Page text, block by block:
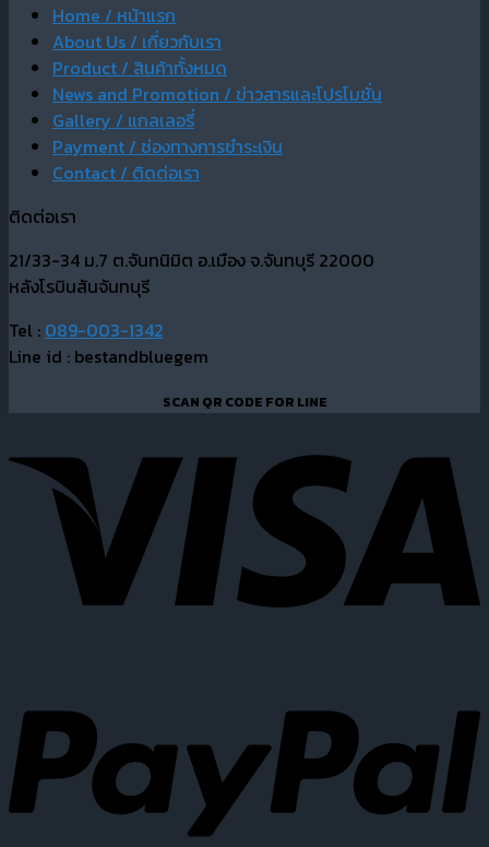
Home / หน้าแรก
About Us / เกี่ยวกับเรา
Product / สินค้าทั้งหมด
News and Promotion / ข่าวสารและโปรโมชั่น
Gallery / แกลเลอรี่
Payment / ช่องทางการชำระเงิน
Contact / ติดต่อเรา
ติดต่อเรา
21/33-34 ม.7 ต.จันทนิมิต อ.เมือง จ.จันทบุรี 22000
หลังโรบินสันจันทบุรี
Tel : 089-003-1342
Line id : bestandbluegem
SCAN QR CODE FOR LINE